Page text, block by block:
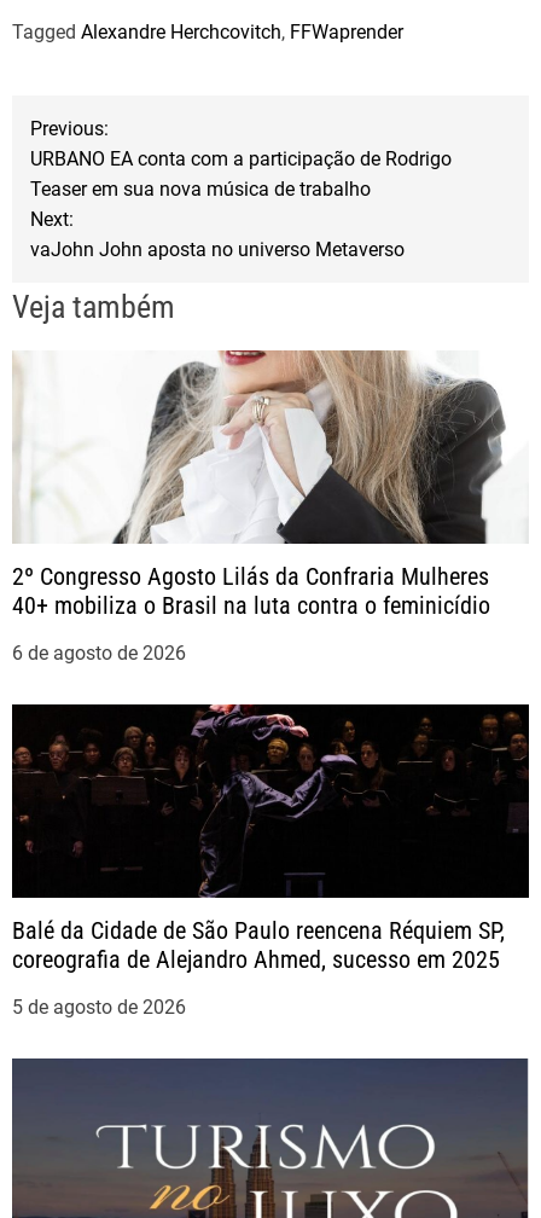
c
o
o
k
i
e
r
a
Tagged Alexandre Herchcovitch, FFWaprender
N
e
g
o
d
e
P
o
t
Previous:
URBANO EA conta com a participação de Rodrigo
Teaser em sua nova música de trabalho
Next:
vaJohn John aposta no universo Metaverso
Veja também
2º Congresso Agosto Lilás da Confraria Mulheres
40+ mobiliza o Brasil na luta contra o feminicídio
6 de agosto de 2026
Balé da Cidade de São Paulo reencena Réquiem SP,
coreografia de Alejandro Ahmed, sucesso em 2025
5 de agosto de 2026